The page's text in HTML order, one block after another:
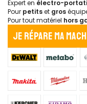
Expert en électro-
Pour petitset gros
Pour tout matériel hors
Je répare ma